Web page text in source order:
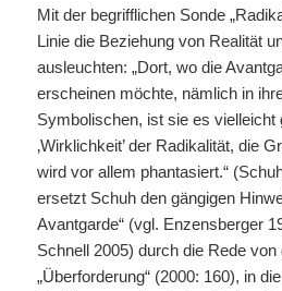
Mit der begrifflichen Sonde
Linie die Beziehung von Realität
ausleuchten: „Dort, wo die
erscheinen möchte, nämlich in
Symbolischen, ist sie es vielleicht
‚Wirklichkeit’ der Radikalität, die
wird vor allem phantasiert.“
ersetzt Schuh den gängigen
Avantgarde“ (vgl. Enzensberger
Schnell 2005) durch die Rede
„Überforderung“ (2000: 160), in